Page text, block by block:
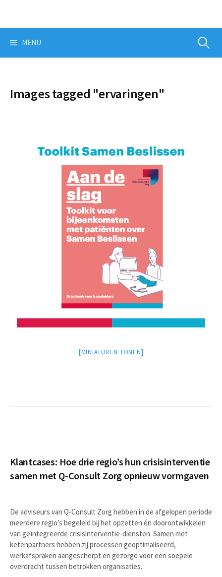
content
MENU Zoeken
Images tagged "ervaringen"
[MINIATUREN TONEN]
Klantcases: Hoe drie regio’s hun crisisinterventie
samen met Q-Consult Zorg opnieuw vormgaven
De adviseurs van Q-Consult Zorg hebben in de afgelopen periode
meerdere regio’s begeleid bij het opzetten én doorontwikkelen
van geïntegreerde crisisinterventie-diensten. Samen met
ketenpartners hebben zij processen geoptimaliseerd,
werkafspraken aangescherpt en gezorgd voor een soepele
overdracht tussen betrokken organisaties.